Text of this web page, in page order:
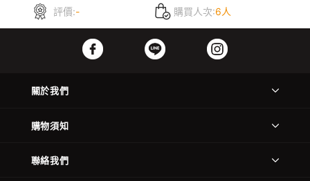
評價:- 購買人次:6人
關於我們
購物須知
聯絡我們